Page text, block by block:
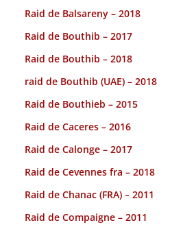
Raid de Balsareny – 2018
Raid de Bouthib – 2017
Raid de Bouthib – 2018
raid de Bouthib (UAE) – 2018
Raid de Bouthieb – 2015
Raid de Caceres – 2016
Raid de Calonge – 2017
Raid de Cevennes fra – 2018
Raid de Chanac (FRA) – 2011
Raid de Compaigne – 2011